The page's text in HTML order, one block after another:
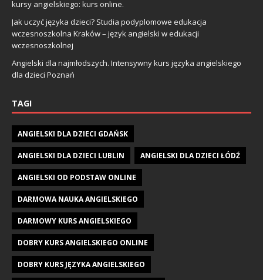
kursy angielskiego: kurs online.
Jak uczyć języka dzieci? Studia podyplomowe edukacja
wczesnoszkolna Kraków – język angielski w edukacji
wczesnoszkolnej
Angielski dla najmłodszych. Intensywny kurs języka angielskiego
dla dzieci Poznań
TAGI
ANGIELSKI DLA DZIECI GDAŃSK
ANGIELSKI DLA DZIECI LUBLIN ANGIELSKI DLA DZIECI ŁÓDŹ
ANGIELSKI OD PODSTAW ONLINE
DARMOWA NAUKA ANGIELSKIEGO
DARMOWY KURS ANGIELSKIEGO
DOBRY KURS ANGIELSKIEGO ONLINE
DOBRY KURS JĘZYKA ANGIELSKIEGO